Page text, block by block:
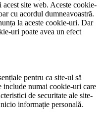
site web. Aceste cookie-
cu acordul dumneavoastră.
la aceste cookie-uri. Dar
uri poate avea un efect
pentru ca site-ul să
include numai cookie-uri care
de securitate ale site-
informație personală.